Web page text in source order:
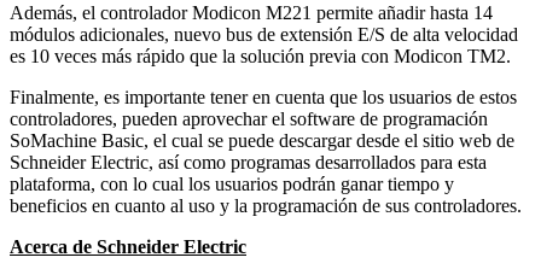
Además, el controlador Modicon M221 permite añadir hasta 14
módulos adicionales, nuevo bus de extensión E/S de alta velocidad
es 10 veces más rápido que la solución previa con Modicon TM2.
Finalmente, es importante tener en cuenta que los usuarios de estos
controladores, pueden aprovechar el software de programación
SoMachine Basic, el cual se puede descargar desde el sitio web de
Schneider Electric, así como programas desarrollados para esta
plataforma, con lo cual los usuarios podrán ganar tiempo y
beneficios en cuanto al uso y la programación de sus controladores.
Acerca de Schneider Electric